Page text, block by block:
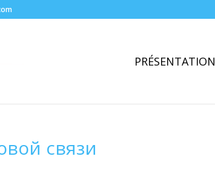
PRÉSENTATION
связи